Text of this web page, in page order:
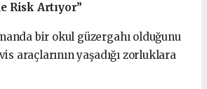
Risk Artıyor”
bir okul güzergahı olduğunu
araçlarının yaşadığı zorluklara